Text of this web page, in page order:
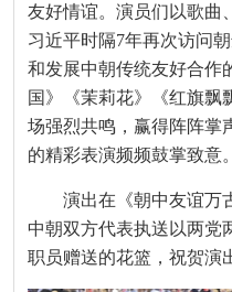
友好情谊。演员们以歌曲
习近平时隔7年再次访问
和发展中朝传统友好合作
国》《茉莉花》《红旗飘
场强烈共鸣，赢得阵阵掌
的精彩表演频频鼓掌致意。
演出在《朝中友谊万
中朝双方代表执送以两党
职员赠送的花篮，祝贺演